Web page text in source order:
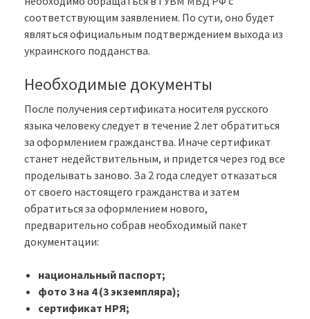
соответствующим заявлением. По сути, оно будет
являться официальным подтверждением выхода из
украинского подданства.
Необходимые документы
После получения сертификата носителя русского
языка человеку следует в течение 2 лет обратиться
за оформлением гражданства. Иначе сертификат
станет недействительным, и придется через год все
проделывать заново. За 2 года следует отказаться
от своего настоящего гражданства и затем
обратиться за оформлением нового,
предварительно собрав необходимый пакет
документации:
национальный паспорт;
фото 3 на 4 (3 экземпляра);
сертификат НРЯ;